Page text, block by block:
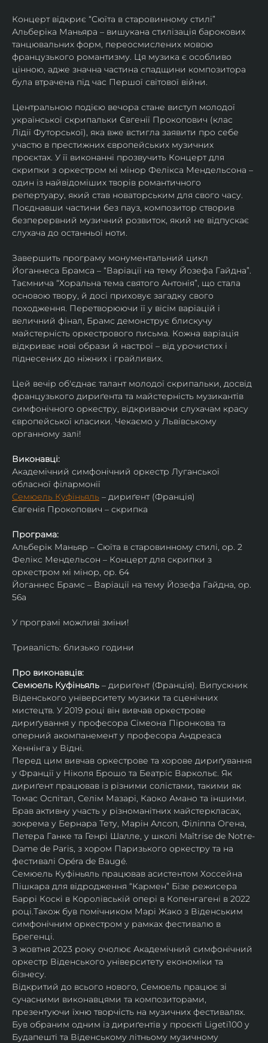
Концерт відкриє “Сюїта в старовинному стилі”
Альберіка Маньяра – вишукана стилізація барокових
танцювальних форм, переосмислених мовою
французького романтизму. Ця музика є особливо
цінною, адже значна частина спадщини композитора
була втрачена під час Першої світової війни.
Центральною подією вечора стане виступ молодої
української скрипальки Євгенії Прокопович (клас
Лідії Футорської), яка вже встигла заявити про себе
участю в престижних європейських музичних
проєктах. У її виконанні прозвучить Концерт для
скрипки з оркестром мі мінор Фелікса Мендельсона –
один із найвідоміших творів романтичного
репертуару, який став новаторським для свого часу.
Поєднавши частини без пауз, композитор створив
безперервний музичний розвиток, який не відпускає
слухача до останньої ноти.
Завершить програму монументальний цикл
Йоганнеса Брамса – “Варіації на тему Йозефа Гайдна”.
Таємнича “Хоральна тема святого Антонія”, що стала
основою твору, й досі приховує загадку свого
походження. Перетворюючи її у вісім варіацій і
величний фінал, Брамс демонструє блискучу
майстерність оркестрового письма. Кожна варіація
відкриває нові образи й настрої – від урочистих і
піднесених до ніжних і грайливих.
Цей вечір об'єднає талант молодої скрипальки, досвід
французького дириґента та майстерність музикантів
симфонічного оркестру, відкриваючи слухачам красу
європейської класики. Чекаємо у Львівському
органному залі!
Виконавці:
Академічний симфонічний оркестр Луганської
обласної філармонії
Семюель Куфіньяль – дириґент (Франція)
Євгенія Прокопович – скрипка
Програма:
Альберік Маньяр – Сюїта в старовинному стилі, ор. 2
Фелікс Мендельсон – Концерт для скрипки з
оркестром мі мінор, ор. 64
Йоганнес Брамс – Варіації на тему Йозефа Гайдна, ор.
56a
У програмі можливі зміни!
Тривалість: близько години
Про виконавців:
Семюель Куфіньяль – дириґент (Франція). Випускник
Віденського університету музики та сценічних
мистецтв. У 2019 році він вивчав оркестрове
дириґування у професора Сімеона Піронкова та
оперний акомпанемент у професора Андреаса
Хеннінга у Відні.
Перед цим вивчав оркестрове та хорове дириґування
у Франції у Ніколя Брошо та Беатріс Варкольє. Як
дириґент працював із різними солістами, такими як
Томас Оспітал, Селім Мазарі, Каоко Амано та іншими.
Брав активну участь у різноманітних майстеркласах,
зокрема у Бернара Тету, Марін Алсоп, Філіппа Огена,
Петера Ганке та Генрі Шалле, у школі Maîtrise de Notre-
Dame de Paris, з хором Паризького оркестру та на
фестивалі Opéra de Baugé.
Семюель Куфіньяль працював асистентом Хоссейна
Пішкара для відродження “Кармен” Бізе режисера
Баррі Коскі в Королівській опері в Копенгагені в 2022
році.Також був помічником Марі Жако з Віденським
симфонічним оркестром у рамках фестивалю в
Брегенці.
З жовтня 2023 року очолює Академічний симфонічний
оркестр Віденського університету економіки та
бізнесу.
Відкритий до всього нового, Семюель працює зі
сучасними виконавцями та композиторами,
презентуючи їхню творчість на музичних фестивалях.
Був обраним одним із дириґентів у проєкті Ligeti100 у
Будапешті та Віденському літньому музичному